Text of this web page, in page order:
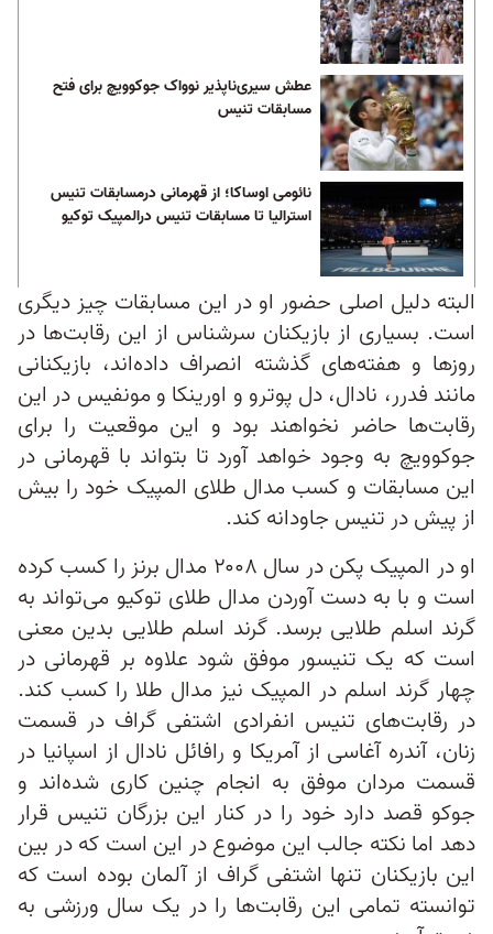
عطش سیری‌ناپذیر نوواک جوکوویچ برای فتح
مسابقات تنیس
نائومی اوساکا؛ از قهرمانی درمسابقات تنیس
استرالیا تا مسابقات تنیس درالمپیک توکیو
البته دلیل اصلی حضور او در این مسابقات چیز دیگری
است. بسیاری از بازیکنان سرشناس از این رقابت‌ها در
روزها و هفته‌های گذشته انصراف داده‌اند، بازیکنانی
مانند فدرر، نادال، دل پوترو و اورینکا و مونفیس در این
رقابت‌ها حاضر نخواهند بود و این موقعیت را برای
جوکوویچ به وجود خواهد آورد تا بتواند با قهرمانی در
این مسابقات و کسب مدال طلای المپیک خود را بیش
از پیش در تنیس جاودانه کند.
او در المپیک پکن در سال ۲۰۰۸ مدال برنز را کسب کرده
است و با به دست آوردن مدال طلای توکیو می‌تواند به
گرند اسلم طلایی برسد. گرند اسلم طلایی بدین معنی
است که یک تنیسور موفق شود علاوه بر قهرمانی در
چهار گرند اسلم در المپیک نیز مدال طلا را کسب کند.
در رقابت‌های تنیس انفرادی اشتفی گراف در قسمت
زنان، آندره آغاسی از آمریکا و رافائل نادال از اسپانیا در
قسمت مردان موفق به انجام چنین کاری شده‌اند و
جوکو قصد دارد خود را در کنار این بزرگان تنیس قرار
دهد اما نکته جالب این موضوع در این است که در بین
این بازیکنان تنها اشتفی گراف از آلمان بوده است که
توانسته تمامی این رقابت‌ها را در یک سال ورزشی به